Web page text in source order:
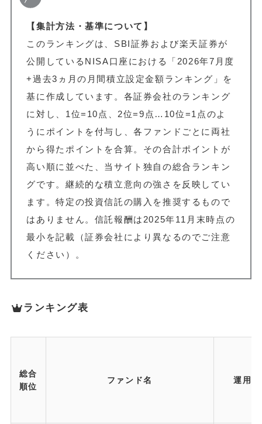
【集計方法・基準について】
このランキングは、SBI証券および楽天証券が
公開しているNISA口座における「2026年7月度
+過去3ヵ月の月間積立設定金額ランキング」を
基に作成しています。各証券会社のランキング
に対し、1位=10点、2位=9点…10位=1点のよ
うにポイントを付与し、各ファンドごとに両社
から得たポイントを合算。その合計ポイントが
高い順に並べた、当サイト独自の総合ランキン
グです。継続的な積立意向の強さを反映してい
ます。特定の投資信託の購入を推奨するもので
はありません。信託報酬は2025年11月末時点の
最小を記載（証券会社により異なるのでご注意
ください）。
ランキング表
総合
順位
ファンド名 運用